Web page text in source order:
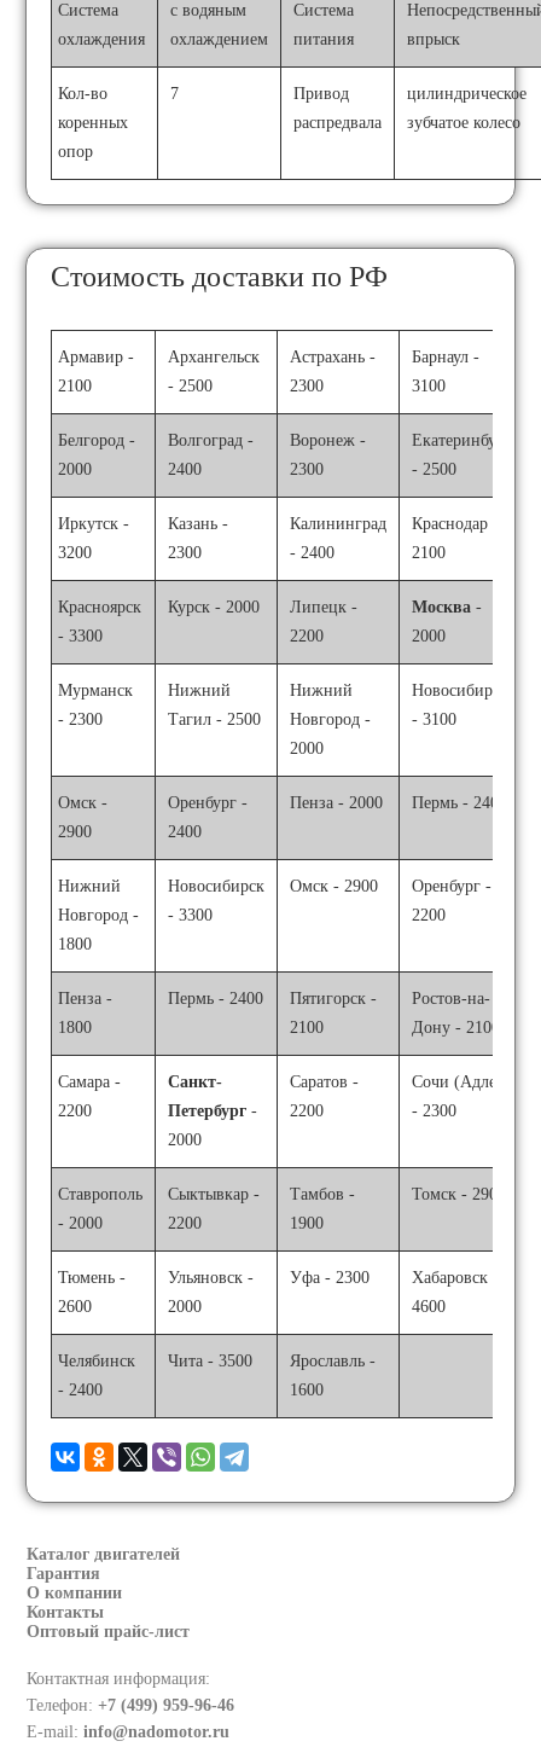
Система
охлаждения
с водяным
охлаждением
Система
питания
впрыск
Кол-во
коренных
опор
7
Привод
распредвала
цилиндрическое
зубчатое колесо
Стоимость доставки по РФ
Армавир -
2100
Архангельск
- 2500
Астрахань -
2300
Барнаул -
3100
Белгород -
2000
Волгоград -
2400
Воронеж -
2300
Екатеринбург
- 2500
Иркутск -
3200
Казань -
2300
Калининград
- 2400
Краснодар -
2100
Красноярск
- 3300
Курск - 2000
Липецк -
2200
Москва -
2000
Мурманск
- 2300
Нижний
Тагил - 2500
Нижний
Новгород -
2000
Новосибирск
- 3100
Омск -
2900
Оренбург -
2400
Пенза - 2000 Пермь - 2400
Нижний
Новгород -
1800
Новосибирск
- 3300
Омск - 2900
Оренбург -
2200
Пенза -
1800
Пермь - 2400
Пятигорск -
2100
Ростов-на-
Дону - 2100
Самара -
2200
Санкт-
Петербург -
2000
Саратов -
2200
Сочи (Адлер)
- 2300
Ставрополь
- 2000
Сыктывкар -
2200
Тамбов -
1900
Томск - 2900
Тюмень -
2600
Ульяновск -
2000
Уфа - 2300
Хабаровск -
4600
Челябинск
- 2400
Чита - 3500
Ярославль -
1600
Каталог двигателей
Гарантия
О компании
Контакты
Оптовый прайс-лист
Контактная информация:
Телефон:+7 (499) 959-96-46
E-mail:info@nadomotor.ru